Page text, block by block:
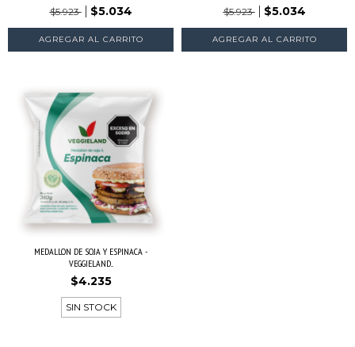
$5.923
$5.034
$5.923
$5.034
MEDALLON DE SOJA Y ESPINACA -
VEGGIELAND...
$4.235
SIN STOCK